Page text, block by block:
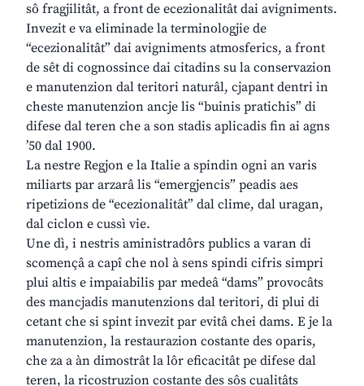
sô fragjilitât, a front de ecezionalitât dai avigniments.
Invezit e va eliminade la terminologjie de
“ecezionalitât” dai avigniments atmosferics, a front
de sêt di cognossince dai citadins su la conservazion
e manutenzion dal teritori naturâl, cjapant dentri in
cheste manutenzion ancje lis “buinis pratichis” di
difese dal teren che a son stadis aplicadis fin ai agns
’50 dal 1900.
La nestre Regjon e la Italie a spindin ogni an varis
miliarts par arzarâ lis “emergjencis” peadis aes
ripetizions de “ecezionalitât” dal clime, dal uragan,
dal ciclon e cussì vie.
Une dì, i nestris aministradôrs publics a varan di
scomençâ a capî che nol à sens spindi cifris simpri
plui altis e impaiabilis par medeâ “dams” provocâts
des mancjadis manutenzions dal teritori, di plui di
cetant che si spint invezit par evitâ chei dams. E je la
manutenzion, la restaurazion costante des oparis,
che za a àn dimostrât la lôr eficacitât pe difese dal
teren, la ricostruzion costante des sôs cualitâts